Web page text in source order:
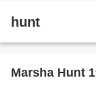
hunt
Marsha Hunt